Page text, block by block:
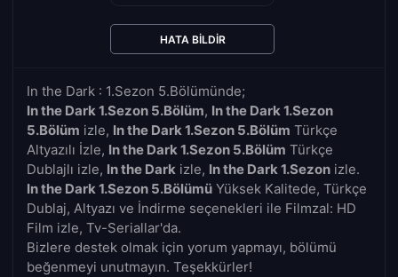
In the Dark : 1.Sezon 5.Bölümünde;
In the Dark 1.Sezon 5.Bölüm, In the Dark 1.Sezon
5.Bölüm izle, In the Dark 1.Sezon 5.Bölüm Türkçe
Altyazılı İzle, In the Dark 1.Sezon 5.Bölüm Türkçe
Dublajlı izle, In the Dark izle, In the Dark 1.Sezon izle.
In the Dark 1.Sezon 5.Bölümü Yüksek Kalitede, Türkçe
Dublaj, Altyazı ve İndirme seçenekleri ile Filmzal: HD
Film izle, Tv-Seriallar'da.
Bizlere destek olmak için yorum yapmayı, bölümü
beğenmeyi unutmayın. Teşekkürler!
HATA BILDIR